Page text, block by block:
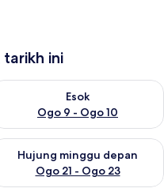
ini
Ogo 8 - Ogo 9
Esok
Ogo 9 - Ogo 10
ketersediaan untuk
ini Ogo 14 - Ogo 16
Hujung minggu depan
Ogo 21 - Ogo 23
ketersediaan untuk